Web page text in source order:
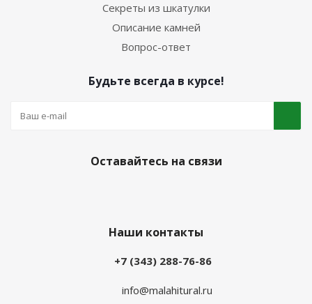
Секреты из шкатулки
Описание камней
Вопрос-ответ
Будьте всегда в курсе!
Оставайтесь на связи
Наши контакты
+7 (343) 288-76-86
info@malahitural.ru